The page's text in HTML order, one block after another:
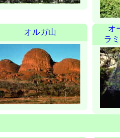
オルガ山
オ
ラ